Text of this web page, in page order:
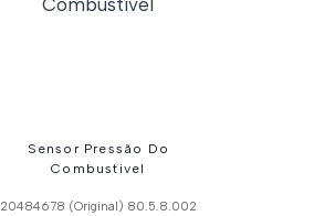
Sensor Pressão Do
Combustivel
20484678 (Original) 80.5.8.002